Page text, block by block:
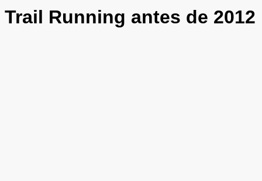
Trail Running antes de 2012